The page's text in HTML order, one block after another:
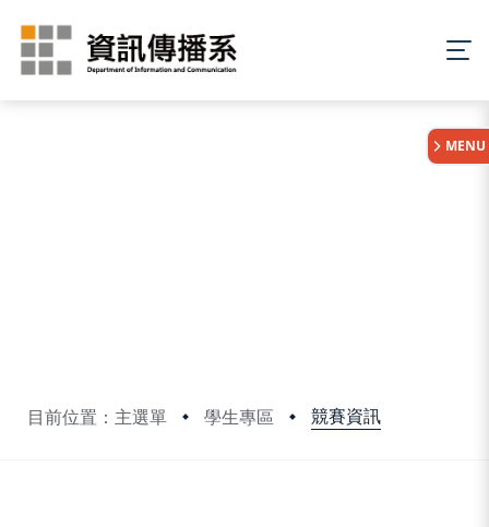
目前位置：主選單 學生專區 競賽資訊
MENU